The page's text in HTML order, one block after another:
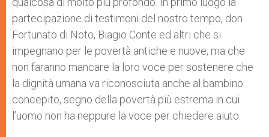
partecipazione di testimoni del nostro tempo, don
Fortunato di Noto, Biagio Conte ed altri che si
impegnano per le povertà antiche e nuove, ma che
non faranno mancare la loro voce per sostenere che
la dignità umana va riconosciuta anche al bambino
concepito, segno della povertà più estrema in cui
l’uomo non ha neppure la voce per chiedere aiuto.